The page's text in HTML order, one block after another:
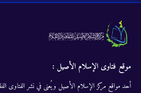
موقع فتاوى الإسلام الأصيل :
أحد مواقع مركز الإسلام الأصيل ويُعنى في نشر الفتاوى